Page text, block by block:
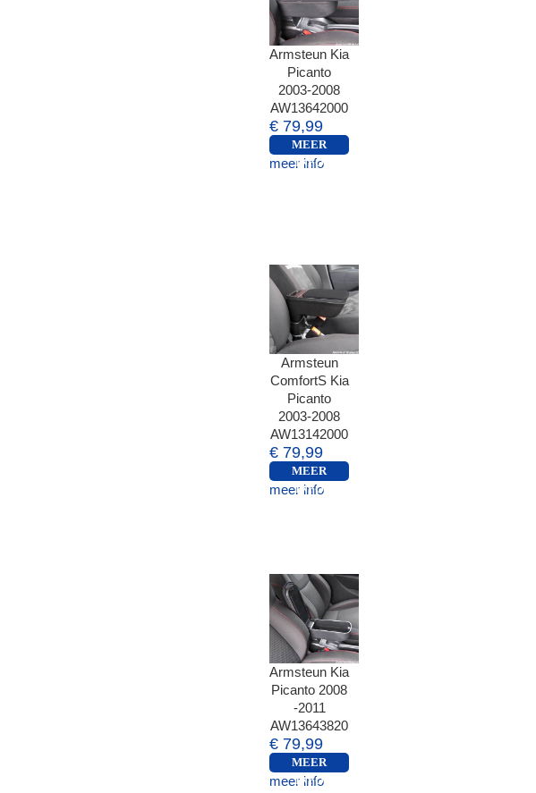
Armsteun Kia
Picanto
2003-2008
AW13642000
€ 79,99
MEER
INFO
meer info
Armsteun
ComfortS Kia
Picanto
2003-2008
AW13142000
€ 79,99
MEER
INFO
meer info
Armsteun Kia
Picanto 2008
-2011
AW13643820
€ 79,99
MEER
INFO
meer info